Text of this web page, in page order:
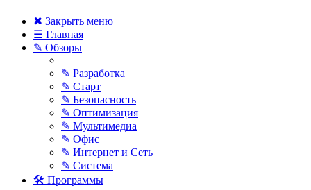
✖ Закрыть меню
☰ Главная
✎ Обзоры
✎ Разработка
✎ Старт
✎ Безопасность
✎ Оптимизация
✎ Мультимедиа
✎ Офис
✎ Интернет и Сеть
✎ Система
🛠 Программы